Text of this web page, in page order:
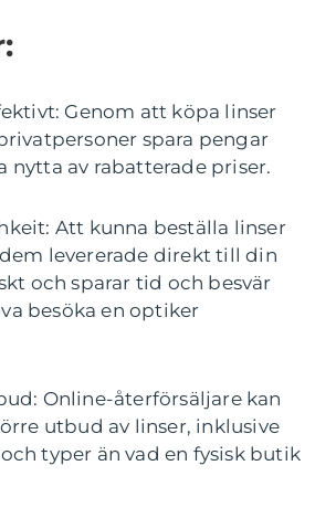
Genom att köpa linser
spara pengar
nytta av rabatterade priser.
Att kunna beställa linser
levererade direkt till din
och sparar tid och besvär
besöka en optiker
Online-återförsäljare kan
utbud av linser, inklusive
typer än vad en fysisk butik